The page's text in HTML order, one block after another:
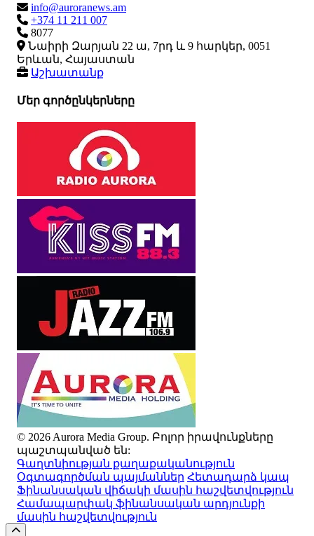
info@auroranews.am
+374 11 211 007
8077
Նաիրի Զարյան 22 ա, 7րդ և 9 հարկեր, 0051
Երևան, Հայաստան
Աշխատանք
Մեր գործընկերները
© 2026 Aurora Media Group. Բոլոր իրավունքները
պաշտպանված են:
Գաղտնիության քաղաքականություն
Օգտագործման պայմաններ Հետադարձ կապ
Ֆինանսական վիճակի մասին հաշվետվություն
Համապարփակ ֆինանսական արդյունքի
մասին հաշվետվություն